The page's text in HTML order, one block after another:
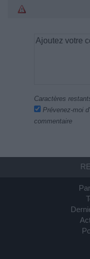
Caractères
Prévenez-moi
commentaire